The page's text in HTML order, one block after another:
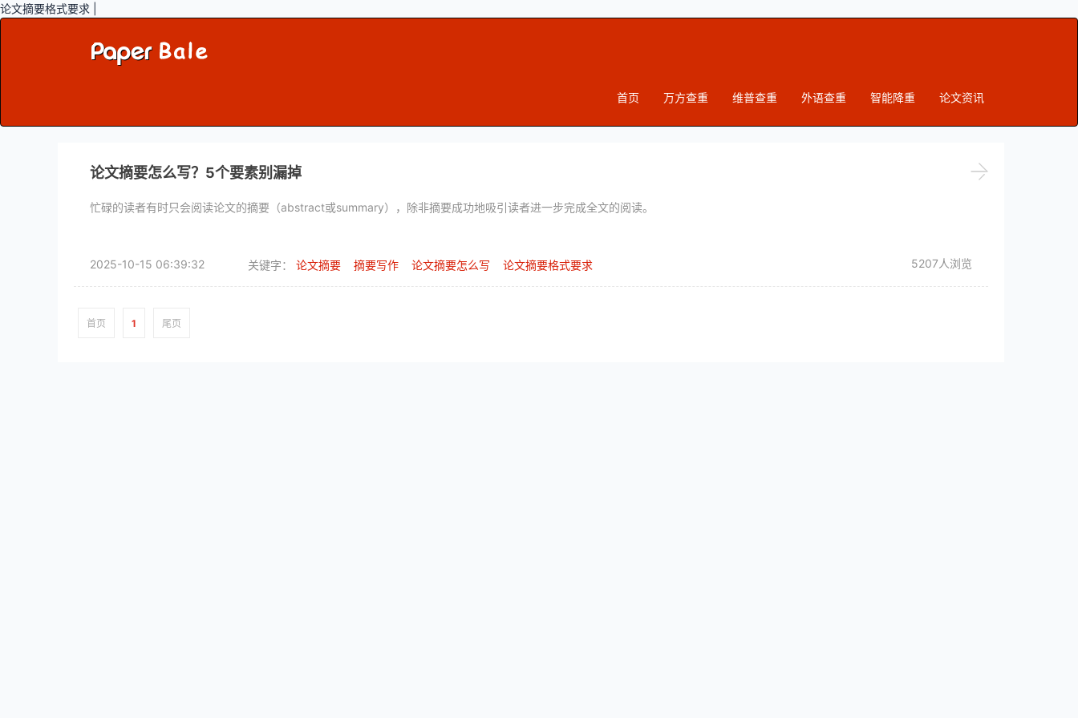
论文摘要格式要求 |
首页 万方查重 维普查重 外语查重 智能降重 论文资讯
论文摘要怎么写？5个要素别漏掉
忙碌的读者有时只会阅读论文的摘要（abstract或summary），除非摘要成功地吸引读者进一步完成全文的阅读。
2025-10-15 06:39:32 关键字： 论文摘要 摘要写作 论文摘要怎么写 论文摘要格式要求 5207人浏览
首页 1 尾页